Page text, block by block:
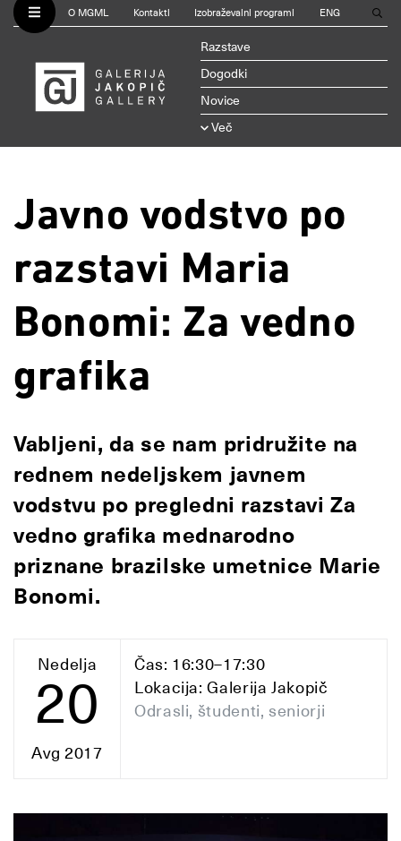
O MGML Kontakti Izobraževalni programi ENG
Razstave
Dogodki
Novice
Več
Javno vodstvo po
razstavi Maria
Bonomi: Za vedno
grafika
Vabljeni, da se nam pridružite na
rednem nedeljskem javnem
vodstvu po pregledni razstavi Za
vedno grafika mednarodno
priznane brazilske umetnice Marie
Bonomi.
Nedelja
20
Avg 2017
Čas: 16:30–17:30
Lokacija: Galerija Jakopič
Odrasli, študenti, seniorji